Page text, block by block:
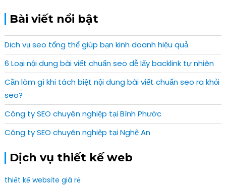
Bài viết nổi bật
Dịch vụ seo tổng thể giúp bạn kinh doanh hiệu quả
6 Loại nội dung bài viết chuẩn seo dễ lấy backlink tự nhiên
Cần làm gì khi tách biệt nội dung bài viết chuẩn seo ra khỏi
seo?
Công ty SEO chuyên nghiệp tại Bình Phước
Công ty SEO chuyên nghiệp tại Nghệ An
Dịch vụ thiết kế web
thiết kế website giá rẻ